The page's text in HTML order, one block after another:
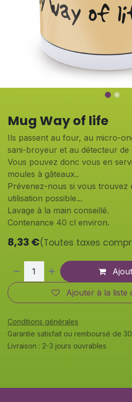
Mug Way of life
Ils passent au four, au micro-
sani-broyeur et au détecteur de
Vous pouvez donc vous en
moules à gâteaux..
Prévenez-nous si vous trouvez
utilisation possible...
Lavage à la main conseillé.
Contenance 40 cl environ.
8,33 €(Toutes taxes
Ajouter à la liste
Conditions générales
Garantie satisfait ou remboursé de
Livraison : 2-3 jours ouvrables